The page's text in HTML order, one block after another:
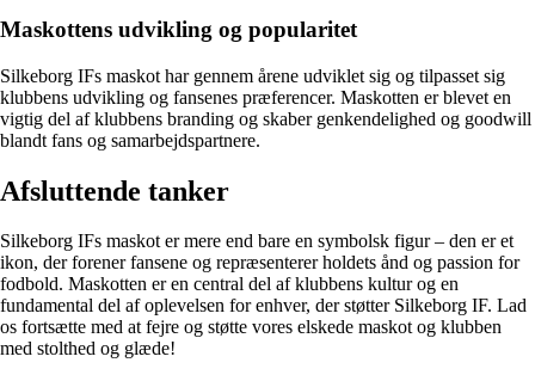
Maskottens udvikling og popularitet
Silkeborg IFs maskot har gennem årene udviklet sig og tilpasset sig
klubbens udvikling og fansenes præferencer. Maskotten er blevet en
vigtig del af klubbens branding og skaber genkendelighed og goodwill
blandt fans og samarbejdspartnere.
Afsluttende tanker
Silkeborg IFs maskot er mere end bare en symbolsk figur – den er et
ikon, der forener fansene og repræsenterer holdets ånd og passion for
fodbold. Maskotten er en central del af klubbens kultur og en
fundamental del af oplevelsen for enhver, der støtter Silkeborg IF. Lad
os fortsætte med at fejre og støtte vores elskede maskot og klubben
med stolthed og glæde!